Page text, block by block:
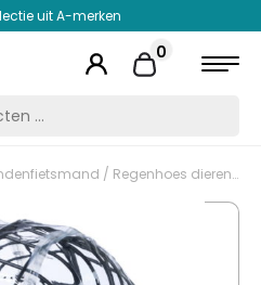
uit A-merken
0
/ Regenhoes dierenfietsmand achterop Luna